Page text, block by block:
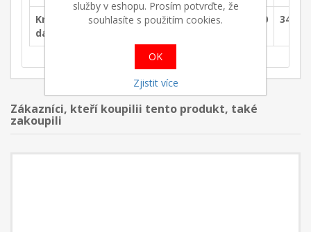
Krmná
dávka(g/day)
75 120 170 200 280 340
Zákazníci, kteří koupilii tento produkt, také
zakoupili
služby v eshopu. Prosím potvrďte, že
souhlasíte s použitím cookies.
OK
Zjistit více